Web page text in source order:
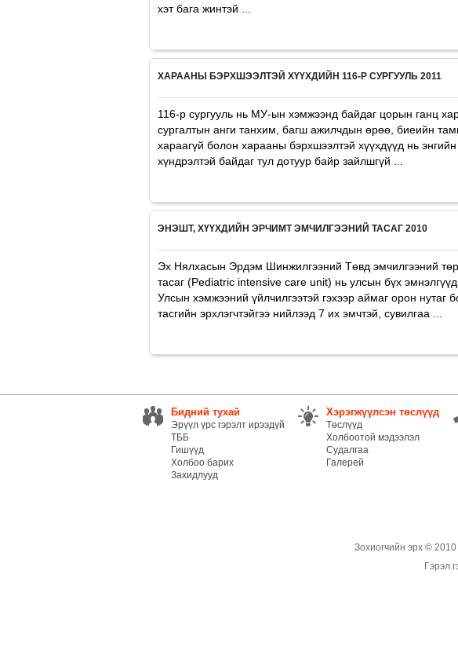
хэт бага жинтэй ...
ХАРААНЫ БЭРХШЭЭЛТЭЙ ХҮҮХДИЙН 116-Р СУРГУУЛЬ 2011
116-р сургууль нь МУ-ын хэмжээнд байдаг цорын ганц
сургалтын анги танхим, багш ажилчдын өрөө, биеийн
хараагүй болон харааны бэрхшээлтэй хүүхдүүд нь
хүндрэлтэй байдаг тул дотуур байр зайлшгүй ...
ЭНЭШТ, ХҮҮХДИЙН ЭРЧИМТ ЭМЧИЛГЭЭНИЙ ТАСAГ 2010
Эх Нялхасын Эрдэм Шинжилгээний Төвд эмчилгээний
тасаг (Pediatric intensive care unit) нь улсын бүх
Улсын хэмжээний үйлчилгээтэй гэхээр аймаг орон
тасгийн эрхлэгчтэйгээ нийлээд 7 их эмчтэй, сувилгаа ...
Бидний тухай
Эрүүл үрс гэрэлт ирээдүй
ТББ
Гишүүд
Холбоо барих
Захидлууд
Хэрэгжүүлсэн төслүүд
Төслүүд
Холбоотой мэдээлэл
Судалгаа
Галерей
Зохиогчийн эрх ©
Гэрэл